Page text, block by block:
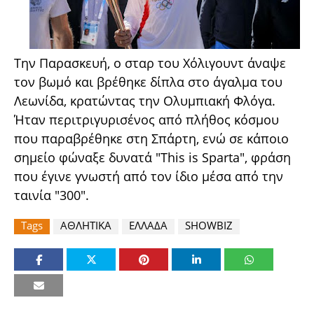
Την Παρασκευή, ο σταρ του Χόλιγουντ άναψε
τον βωμό και βρέθηκε δίπλα στο άγαλμα του
Λεωνίδα, κρατώντας την Ολυμπιακή Φλόγα.
Ήταν περιτριγυρισένος από πλήθος κόσμου
που παραβρέθηκε στη Σπάρτη, ενώ σε κάποιο
σημείο φώναξε δυνατά "This is Sparta", φράση
που έγινε γνωστή από τον ίδιο μέσα από την
ταινία "300".
Tags ΑΘΛΗΤΙΚΑ ΕΛΛΑΔΑ SHOWBIZ